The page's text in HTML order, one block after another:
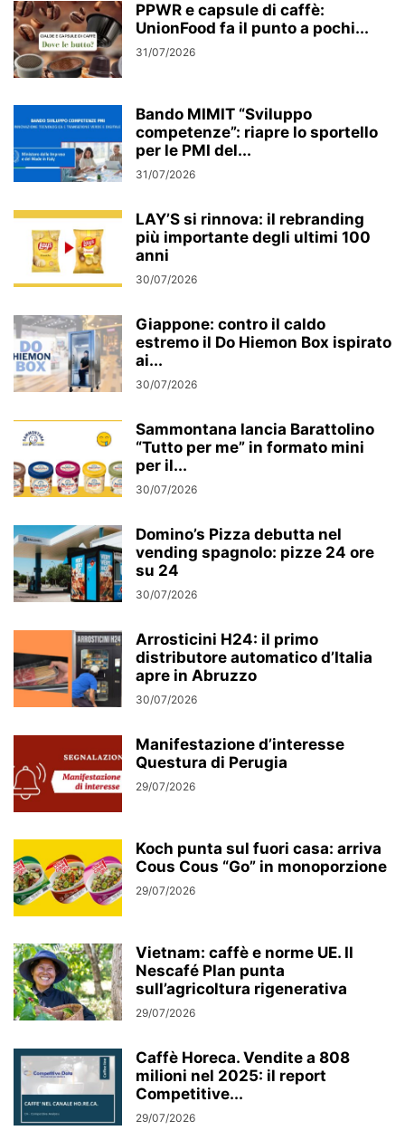
PPWR e capsule di caffè:
UnionFood fa il punto a pochi...
31/07/2026
Bando MIMIT “Sviluppo
competenze”: riapre lo sportello
per le PMI del...
31/07/2026
LAY’S si rinnova: il rebranding
più importante degli ultimi 100
anni
30/07/2026
Giappone: contro il caldo
estremo il Do Hiemon Box ispirato
ai...
30/07/2026
Sammontana lancia Barattolino
“Tutto per me” in formato mini
per il...
30/07/2026
Domino’s Pizza debutta nel
vending spagnolo: pizze 24 ore
su 24
30/07/2026
Arrosticini H24: il primo
distributore automatico d’Italia
apre in Abruzzo
30/07/2026
Manifestazione d’interesse
Questura di Perugia
29/07/2026
Koch punta sul fuori casa: arriva
Cous Cous “Go” in monoporzione
29/07/2026
Vietnam: caffè e norme UE. Il
Nescafé Plan punta
sull’agricoltura rigenerativa
29/07/2026
Caffè Horeca. Vendite a 808
milioni nel 2025: il report
Competitive...
29/07/2026